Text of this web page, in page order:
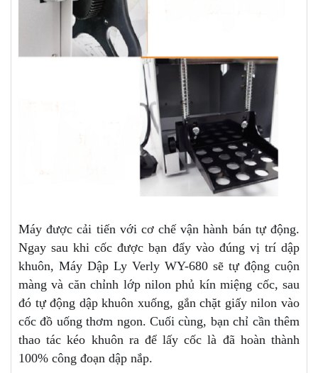
Máy được cải tiến với cơ chế vận hành bán tự động.
Ngay sau khi cốc được bạn đẩy vào đúng vị trí dập
khuôn, Máy Dập Ly Verly WY-680 sẽ tự động cuộn
màng và căn chỉnh lớp nilon phủ kín miệng cốc, sau
đó tự động dập khuôn xuống, gắn chặt giấy nilon vào
cốc đồ uống thơm ngon. Cuối cùng, bạn chỉ cần thêm
thao tác kéo khuôn ra để lấy cốc là đã hoàn thành
100% công đoạn dập nắp.